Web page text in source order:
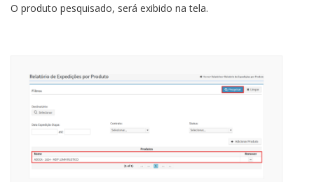
O produto pesquisado, será exibido na tela.